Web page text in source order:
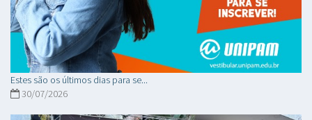
Estes são os últimos dias para se...
30/07/2026